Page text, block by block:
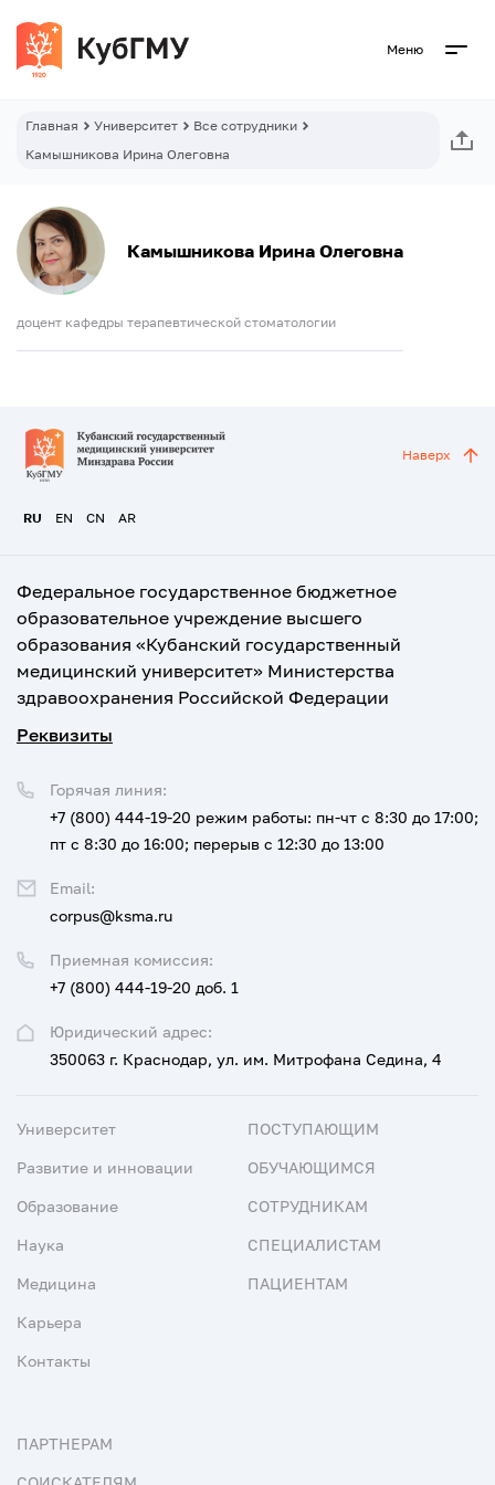
Меню
Главная Университет
Все сотрудники
Камышникова Ирина Олеговна
Камышникова Ирина Олеговна
доцент кафедры терапевтической стоматологии
RU EN CN AR
Наверх
Федеральное государственное бюджетное
образовательное учреждение высшего
образования «Кубанский государственный
медицинский университет» Министерства
здравоохранения Российской Федерации
Реквизиты
Юридический адрес:
350063 г. Краснодар, ул. им. Митрофана Седина, 4
Приемная комиссия:
+7 (800) 444-19-20 доб. 1
Горячая линия:
+7 (800) 444-19-20 режим работы: пн-чт с 8:30 до 17:00;
пт с 8:30 до 16:00; перерыв с 12:30 до 13:00
Email:
corpus@ksma.ru
Университет
Развитие и инновации
Образование
Наука
Медицина
Карьера
Контакты
ПОСТУПАЮЩИМ
ОБУЧАЮЩИМСЯ
СОТРУДНИКАМ
СПЕЦИАЛИСТАМ
ПАЦИЕНТАМ
ПАРТНЕРАМ